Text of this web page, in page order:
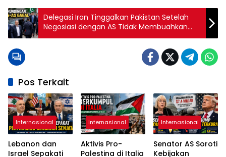
Delegasi Iran Tinggalkan Pakistan Setelah
Negosiasi dengan AS Tidak Membuahkan
Hasil
Pos Terkait
Internasional
Lebanon dan
Israel Sepakati
Internasional
Aktivis Pro-
Palestina di Italia
Internasional
Senator AS Soroti
Kebijakan